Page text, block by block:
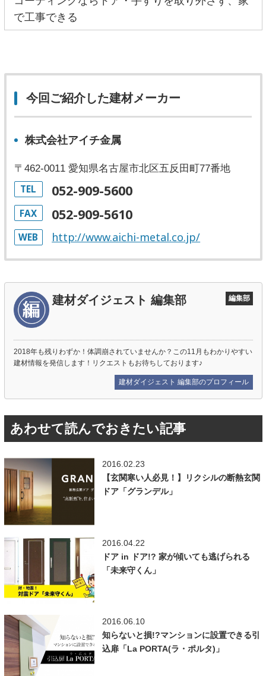
で工事できる
今回ご紹介した建材メーカー
株式会社アイチ金属
〒462-0011 愛知県名古屋市北区五反田町77番地
TEL 052-909-5600
FAX 052-909-5610
WEB http://www.aichi-metal.co.jp/
建材ダイジェスト 編集部 編集部
2018年も残りわずか！体調崩されていませんか？この11月もわかりやすい
建材情報を発信します！リクエストもお待ちしております♪
建材ダイジェスト 編集部のプロフィール
あわせて読んでおきたい記事
2016.02.23
【玄関寒い人必見！】リクシルの断熱玄関
ドア「グランデル」
2016.04.22
ドア in ドア!? 家が傾いても逃げられる
「未来守くん」
2016.06.10
知らないと損!?マンションに設置できる引
込扉「La PORTA(ラ・ポルタ)」